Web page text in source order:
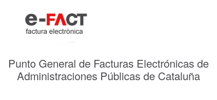
Punto General de Facturas Electrónicas de
Administraciones Públicas de Cataluña